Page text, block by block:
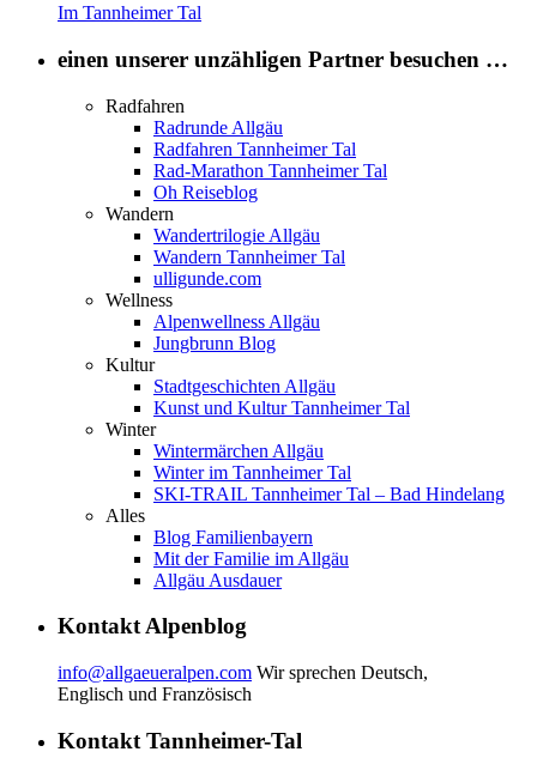
Im Tannheimer Tal
einen unserer unzähligen Partner besuchen …
Radfahren
Radrunde Allgäu
Radfahren Tannheimer Tal
Rad-Marathon Tannheimer Tal
Oh Reiseblog
Wandern
Wandertrilogie Allgäu
Wandern Tannheimer Tal
ulligunde.com
Wellness
Alpenwellness Allgäu
Jungbrunn Blog
Kultur
Stadtgeschichten Allgäu
Kunst und Kultur Tannheimer Tal
Winter
Wintermärchen Allgäu
Winter im Tannheimer Tal
SKI-TRAIL Tannheimer Tal – Bad Hindelang
Alles
Blog Familienbayern
Mit der Familie im Allgäu
Allgäu Ausdauer
Kontakt Alpenblog
info@allgaeueralpen.com Wir sprechen Deutsch,
Englisch und Französisch
Kontakt Tannheimer-Tal